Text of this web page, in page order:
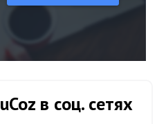
uCoz в соц. сетях